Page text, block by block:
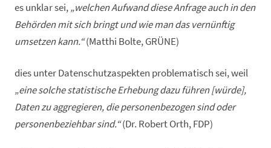
es unklar sei,„welchen Aufwand diese Anfrage auch in den
Behörden mit sich bringt und wie man das vernünftig
umsetzen kann.“(Matthi Bolte, GRÜNE)
dies unter Datenschutzaspekten problematisch sei, weil
„eine solche statistische Erhebung dazu führen [würde],
Daten zu aggregieren, die personenbezogen sind oder
personenbeziehbar sind.“(Dr. Robert Orth, FDP)